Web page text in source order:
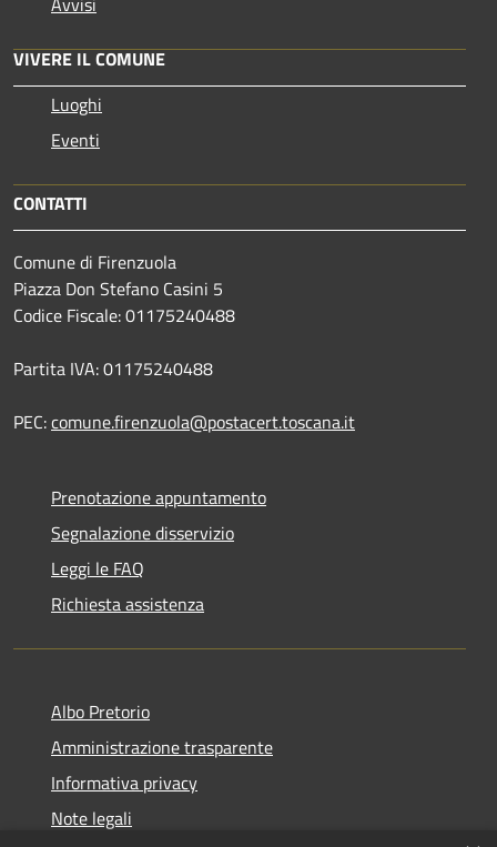
VIVERE IL COMUNE
Luoghi
Eventi
CONTATTI
Comune di Firenzuola
Piazza Don Stefano Casini 5
Codice Fiscale: 01175240488
Partita IVA: 01175240488
PEC:comune.firenzuola@postacert.toscana.it
Prenotazione appuntamento
Segnalazione disservizio
Leggi le FAQ
Richiesta assistenza
Albo Pretorio
Amministrazione trasparente
Informativa privacy
Note legali